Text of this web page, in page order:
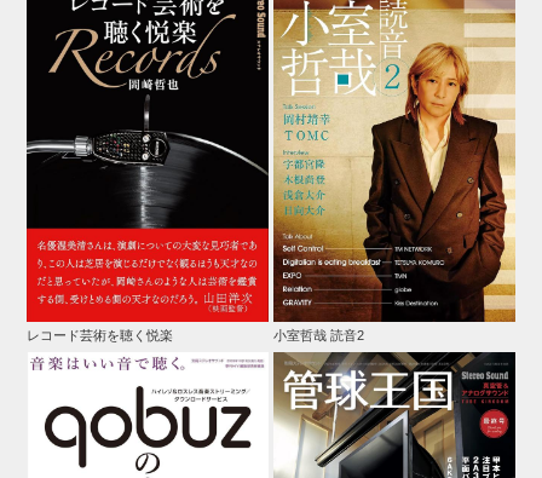
レコード芸術を聴く悦楽 小室哲哉 読音2